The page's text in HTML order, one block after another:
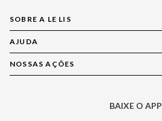
SOBRE A LE LIS
Quem Somos
Nossas Lojas
Política de Privacidade
AJUDA
Compre pelo WhatsApp
Central de Relacionamento
NOSSAS AÇÕES
BAIXE O APP